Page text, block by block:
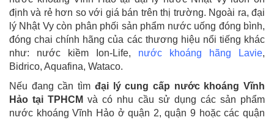
định và rẻ hơn so với giá bán trên thị trường. Ngoài ra, đại
lý Nhật Vy còn phân phối sản phẩm nước uống đóng bình,
đóng chai chính hãng của các thương hiệu nổi tiếng khác
như: nước kiềm Ion-Life, nước khoáng hãng Lavie,
Bidrico, Aquafina, Wataco.
Nếu đang cần tìm đại lý cung cấp nước khoáng Vĩnh
Hảo tại TPHCM và có nhu cầu sử dụng các sản phẩm
nước khoáng Vĩnh Hảo ở quận 2, quận 9 hoặc các quận